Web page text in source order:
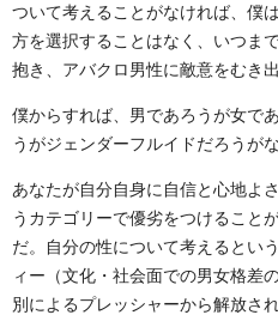
ついて考えることがなければ、僕
方を選択することはなく、いつま
抱き、アバクロ男性に敵意をむき
僕からすれば、男であろうが女で
うがジェンダーフルイドだろうが
あなたが自分自身に自信と心地よ
うカテゴリーで優劣をつけること
だ。自分の性について考えるとい
ィー（文化・社会面での男女格差
別によるプレッシャーから解放さ